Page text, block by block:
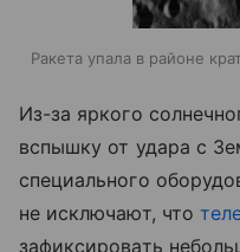
Ракета упала в районе
Из-за яркого
вспышку от удара с
специального
не исключают, что
зафиксировать